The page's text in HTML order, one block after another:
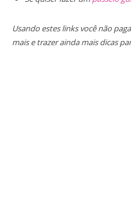
Usando estes links você não
mais e trazer ainda mais dicas